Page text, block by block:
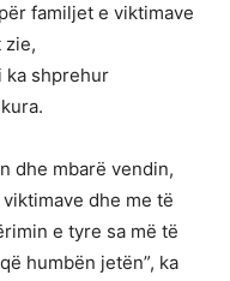
familjet e viktimave
zie,
ka shprehur
dhe mbarë vendin,
dhe me të
e tyre sa më të
humbën jetën”, ka